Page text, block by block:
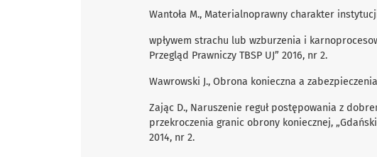
Wantoła M., Materialnoprawny charakter
wpływem strachu lub wzburzenia i
Przegląd Prawniczy TBSP UJ” 2016, nr 2.
Wawrowski J., Obrona konieczna a
Zając D., Naruszenie reguł postępowania z
przekroczenia granic obrony koniecznej,
2014, nr 2.